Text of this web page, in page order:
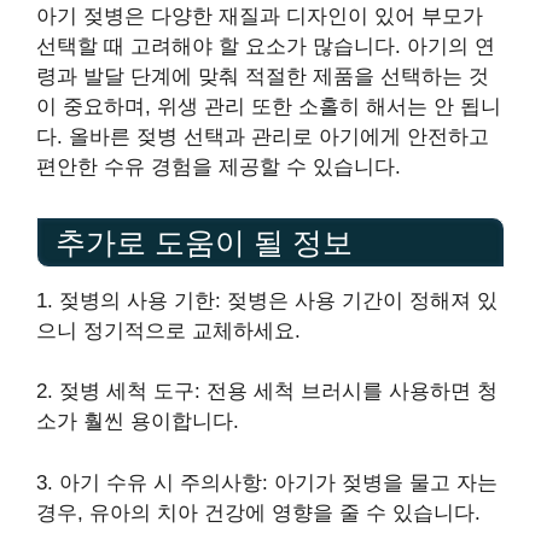
아기 젖병은 다양한 재질과 디자인이 있어 부모가
선택할 때 고려해야 할 요소가 많습니다. 아기의 연
령과 발달 단계에 맞춰 적절한 제품을 선택하는 것
이 중요하며, 위생 관리 또한 소홀히 해서는 안 됩니
다. 올바른 젖병 선택과 관리로 아기에게 안전하고
편안한 수유 경험을 제공할 수 있습니다.
추가로 도움이 될 정보
1. 젖병의 사용 기한: 젖병은 사용 기간이 정해져 있
으니 정기적으로 교체하세요.
2. 젖병 세척 도구: 전용 세척 브러시를 사용하면 청
소가 훨씬 용이합니다.
3. 아기 수유 시 주의사항: 아기가 젖병을 물고 자는
경우, 유아의 치아 건강에 영향을 줄 수 있습니다.